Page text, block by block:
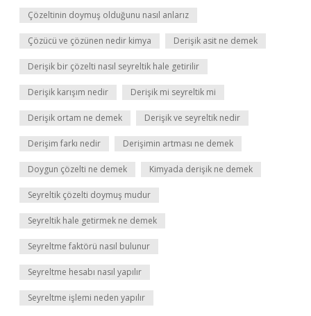
Çözeltinin doymuş olduğunu nasıl anlarız
Çözücü ve çözünen nedir kimya Derişik asit ne demek
Derişik bir çözelti nasıl seyreltik hale getirilir
Derişik karışım nedir Derişik mi seyreltik mi
Derişik ortam ne demek Derişik ve seyreltik nedir
Derişim farkı nedir Derişimin artması ne demek
Doygun çözelti ne demek Kimyada derişik ne demek
Seyreltik çözelti doymuş mudur
Seyreltik hale getirmek ne demek
Seyreltme faktörü nasıl bulunur
Seyreltme hesabı nasıl yapılır
Seyreltme işlemi neden yapılır